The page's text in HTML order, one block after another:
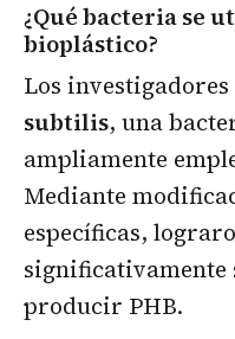
¿Qué bacteria se
bioplástico?
Los
subtilis, una
ampliamente
Mediante
específicas,
significativamente
producir PHB.